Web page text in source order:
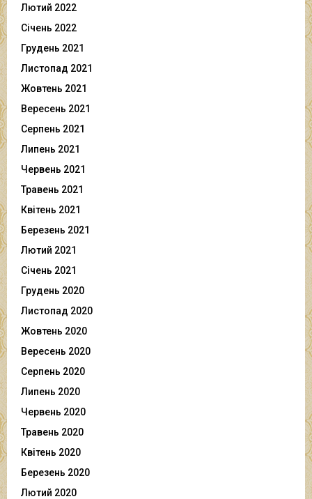
Лютий 2022
Січень 2022
Грудень 2021
Листопад 2021
Жовтень 2021
Вересень 2021
Серпень 2021
Липень 2021
Червень 2021
Травень 2021
Квітень 2021
Березень 2021
Лютий 2021
Січень 2021
Грудень 2020
Листопад 2020
Жовтень 2020
Вересень 2020
Серпень 2020
Липень 2020
Червень 2020
Травень 2020
Квітень 2020
Березень 2020
Лютий 2020